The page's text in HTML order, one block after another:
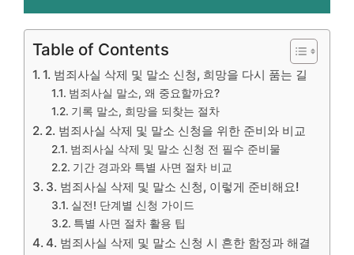
Table of Contents
1. 범죄사실 삭제 및 말소 신청, 희망을 다시 품는 길
범죄사실 말소, 왜 중요할까요?
기록 말소, 희망을 되찾는 절차
2. 범죄사실 삭제 및 말소 신청을 위한 준비와 비교
범죄사실 삭제 및 말소 신청 전 필수 준비물
기간 경과와 특별 사면 절차 비교
3. 범죄사실 삭제 및 말소 신청, 이렇게 준비해요!
실전! 단계별 신청 가이드
특별 사면 절차 활용 팁
4. 범죄사실 삭제 및 말소 신청 시 흔한 함정과 해결